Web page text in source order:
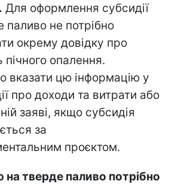
Для оформлення субсидії
паливо не потрібно
окрему довідку про
пічного опалення.
вказати цю інформацію у
про доходи та витрати або
заяві, якщо субсидія
за
проєктом.
на тверде паливо потрібно